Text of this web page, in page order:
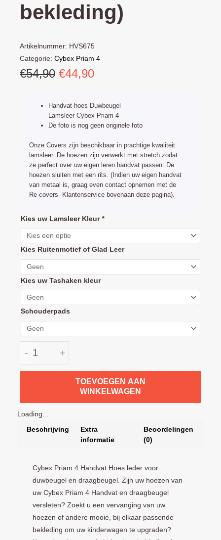
bekleding)
Artikelnummer: HVS675
Categorie: Cybex Priam 4
€54,90 Oorspronkelijke
was:
€54,90.
€44,90Huidige
is:
€44,90.
Handvat hoes Duwbeugel
Lamsleer Cybex Priam 4
De foto is nog geen originele foto
Onze Covers zijn beschikbaar in prachtige kwaliteit
lamsleer. De hoezen zijn verwerkt met stretch zodat
ze perfect over uw eigen leren handvat passen. De
hoezen sluiten met een rits. (Indien uw eigen handvat
van metaal is, graag even contact opnemen met de
Re-covers Klantenservice bovenaan deze pagina).
Kies uw Lamsleer Kleur *
Kies Ruitenmotief of Glad Leer
Kies uw Tashaken kleur
Schouderpads
-
Cybex
Priam
4
hoes
leder
(set
beugel
aantal
+
TOEVOEGEN AAN
WINKELWAGEN
Loading...
Beschrijving
Extra
informatie
Beoordelingen
(0)
Cybex Priam 4 Handvat Hoes leder voor
duwbeugel en draagbeugel. Zijn uw hoezen van
uw Cybex Priam 4 Handvat en draagbeugel
versleten? Zoekt u een vervanging van uw
hoezen of andere mooie, bij elkaar passende
bekleding om uw kinderwagen te upgraden?